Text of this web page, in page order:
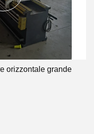
orizzontale grande